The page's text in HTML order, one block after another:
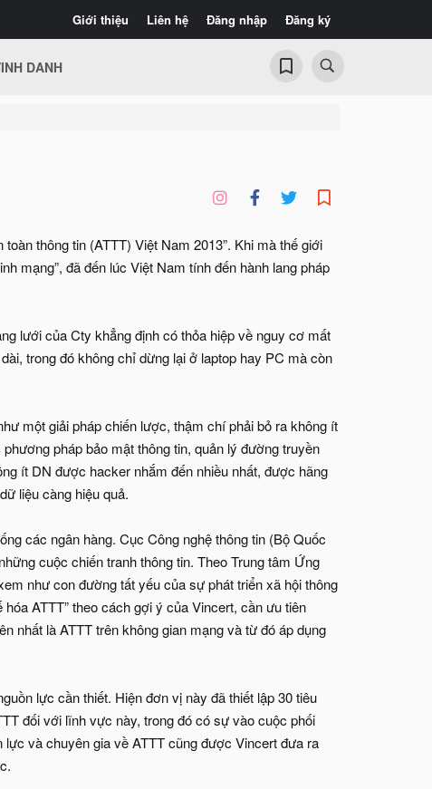
Giới thiệu Liên hệ Đăng nhập Đăng ký
DANH
thông tin (ATTT) Việt Nam 2013”. Khi mà thế giới
mạng”, đã đến lúc Việt Nam tính đến hành lang pháp
lưới của Cty khẳng định có thỏa hiệp về nguy cơ mất
trong đó không chỉ dừng lại ở laptop hay PC mà còn
một giải pháp chiến lược, thậm chí phải bỏ ra không ít
pháp bảo mật thông tin, quản lý đường truyền
ít DN được hacker nhắm đến nhiều nhất, được hãng
liệu càng hiệu quả.
các ngân hàng. Cục Công nghệ thông tin (Bộ Quốc
cuộc chiến tranh thông tin. Theo Trung tâm Ứng
như con đường tất yếu của sự phát triển xã hội thông
ATTT” theo cách gợi ý của Vincert, cần ưu tiên
nhất là ATTT trên không gian mạng và từ đó áp dụng
lực cần thiết. Hiện đơn vị này đã thiết lập 30 tiêu
đối với lĩnh vực này, trong đó có sự vào cuộc phối
và chuyên gia về ATTT cũng được Vincert đưa ra